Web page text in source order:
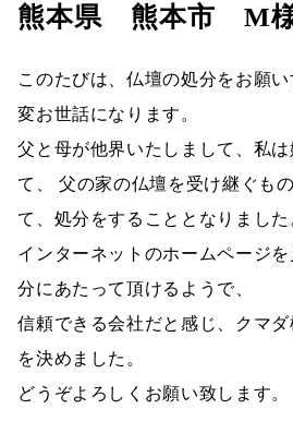
熊本県 熊本市 M
このたびは、仏壇の処分をお願
変お世話になります。
父と母が他界いたしまして、私
て、 父の家の仏壇を受け継ぐも
て、処分をすることとなりました
インターネットのホームページ
分にあたって頂けるようで、
信頼できる会社だと感じ、クマ
を決めました。
どうぞよろしくお願い致します。